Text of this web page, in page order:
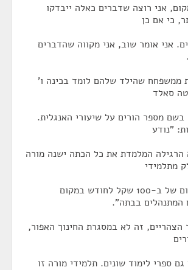
אני רוצה שדברים כאלה ייבדקו
כי אם כן
אני אומר שוב, אני מקווה שהדברים
ממשפחח שהילד שלהם לומד בכינה ו'
סאלד
בשם מספר הורים על שיעורי האנגלית.
"נודע
הרגילה המלמדת את כל הכתה ישנה מורה
מתלמידי
הבתה תמורת תשלום של ב-100 שקל לחודש במקום
המתנהלים בבתה".
זה לא במסגרת החינוך האפור,
ספרי לימוד שונים. תלמידי מורה זו